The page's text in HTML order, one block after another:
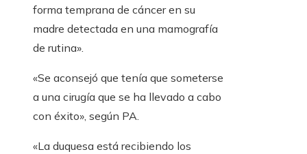
forma temprana de cáncer en su
madre detectada en una mamografía
de rutina».
«Se aconsejó que tenía que someterse
a una cirugía que se ha llevado a cabo
con éxito», según PA.
«La duquesa está recibiendo los